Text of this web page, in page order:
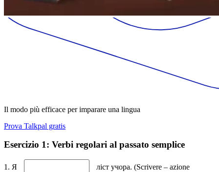
Il modo più efficace per imparare una lingua
Prova Talkpal gratis
Esercizio 1: Verbi regolari al passato semplice
1. Я
ліст учора. (Scrivere – azione